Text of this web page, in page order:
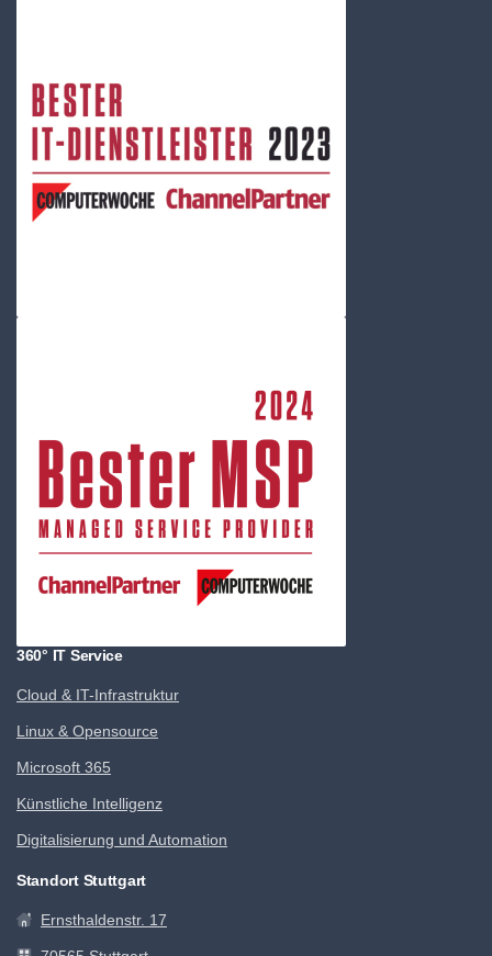
360° IT Service
Cloud & IT-Infrastruktur
Linux & Opensource
Microsoft 365
Künstliche Intelligenz
Digitalisierung und Automation
Standort Stuttgart
Ernsthaldenstr. 17